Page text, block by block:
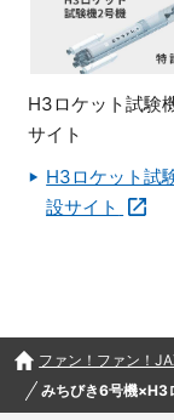
H3ロケット試験
サイト
H3ロケット試
設サイト
ファン！ファン！
みちびき6号機×H3